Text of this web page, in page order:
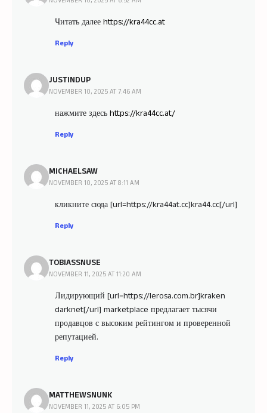
Читать далее https://kra44cc.at
Reply
JUSTINDUP
NOVEMBER 10, 2025 AT 7:46 AM
нажмите здесь https://kra44cc.at/
Reply
MICHAELSAW
NOVEMBER 10, 2025 AT 8:11 AM
кликните сюда [url=https://kra44at.cc]kra44.cc[/url]
Reply
TOBIASSNUSE
NOVEMBER 11, 2025 AT 11:20 AM
Лидирующий [url=https://lerosa.com.br]kraken
darknet[/url] marketplace предлагает тысячи
продавцов с высоким рейтингом и проверенной
репутацией.
Reply
MATTHEWSNUNK
NOVEMBER 11, 2025 AT 6:05 PM